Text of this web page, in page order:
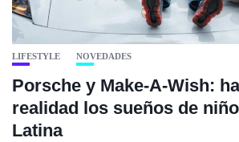
LIFESTYLE NOVEDADES
Porsche y Make-A-Wish:
realidad los sueños de
Latina